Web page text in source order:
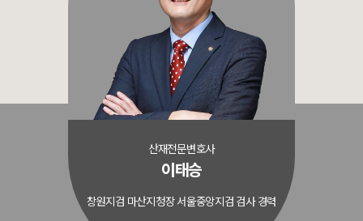
산재전문변호사
이태승
창원지검 마산지청장 서울중앙지검 검사 경력